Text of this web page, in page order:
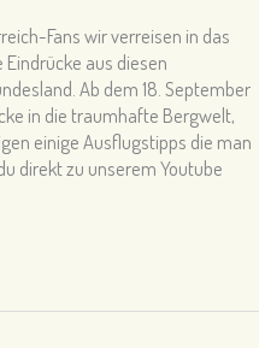
Fans wir verreisen in das
aus diesen
Ab dem 18. September
in die traumhafte Bergwelt,
einige Ausflugstipps die man
direkt zu unserem Youtube